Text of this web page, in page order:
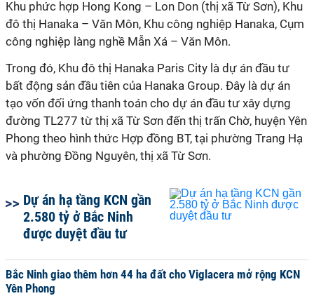
Khu phức hợp Hong Kong – Lon Don (thị xã Từ Sơn), Khu
đô thị Hanaka – Văn Môn, Khu công nghiệp Hanaka, Cụm
công nghiệp làng nghề Mẫn Xá – Văn Môn.
Trong đó, Khu đô thị Hanaka Paris City là dự án đầu tư
bất động sản đầu tiên của Hanaka Group. Đây là dự án
tạo vốn đối ứng thanh toán cho dự án đầu tư xây dựng
đường TL277 từ thị xã Từ Sơn đến thị trấn Chờ, huyện Yên
Phong theo hình thức Hợp đồng BT, tại phường Trang Hạ
và phường Đồng Nguyên, thị xã Từ Sơn.
Dự án hạ tầng KCN gần
2.580 tỷ ở Bắc Ninh
được duyệt đầu tư
Bắc Ninh giao thêm hơn 44 ha đất cho Viglacera mở rộng KCN
Yên Phong